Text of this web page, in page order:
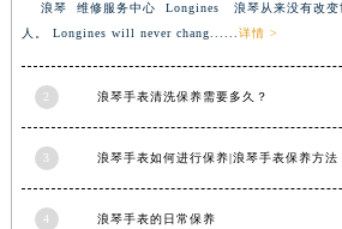
浪琴 维修服务中心 Longines 浪琴从来没有改变
人。 Longines will never chang......详情 >
2 浪琴手表清洗保养需要多久？
3 浪琴手表如何进行保养|浪琴手表保养方法
4 浪琴手表的日常保养